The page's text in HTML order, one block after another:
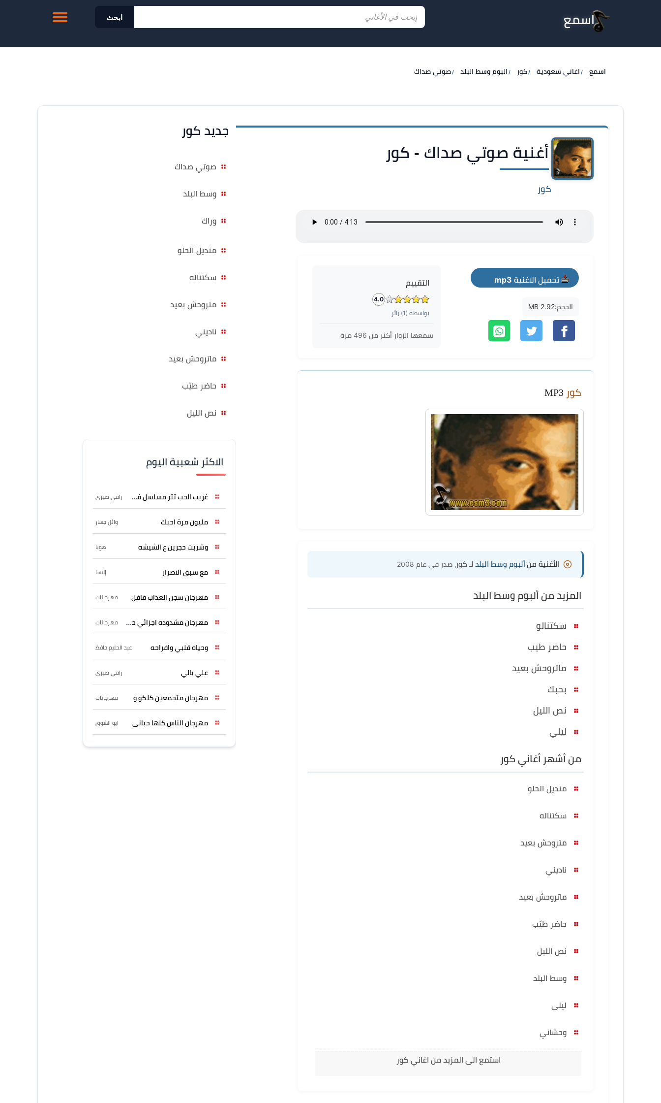
اسمع ابحث
اسمع اغاني سعودية كور البوم وسط البلد صوتي صداك
أغنية صوتي صداك - كور
كور
تحميل الاغنية mp3
الحجم:2.92 MB
التقييم
4.0
بواسطة ( 1) زائر
سمعها الزوار أكثر من 496 مرة
كور
الأغنية منألبوم وسط البلد لـ كور ، صدر في عام 2008
المزيد من ألبوم وسط البلد
سكتنالو
حاضر طيب
ماتروحش بعيد
بحبك
نص الليل
ليلي
من أشهر أغاني كور
منديل الحلو
سكتناله
متروحش بعيد
ناديني
ماتروحش بعيد
حاضر طيّب
نص الليل
وسط البلد
ليلى
وحشاني
استمع الى المزيد من اغاني كور
جديد كور
صوتي صداك
وسط البلد
وراك
منديل الحلو
سكتناله
متروحش بعيد
ناديني
ماتروحش بعيد
حاضر طيّب
نص الليل
الاكثر شعبية اليوم
غريب الحب تتر مسلسل فرصة رامي صبري
مليون مرة احبك وائل جسار
وشربت حجرين ع الشيشه هوبا
مع سبق الاصرار إليسا
مهرجان سجن العذاب قافل مهرجانات
مهرجان مشدوده اجزائي حربونى مهرجانات
وحياه قلبي وافراحه عبد الحليم حافظ
علي بالي رامي صبري
مهرجان متجمعين كلكو و مهرجانات
مهرجان الناس كلها حبانى ابو الشوق